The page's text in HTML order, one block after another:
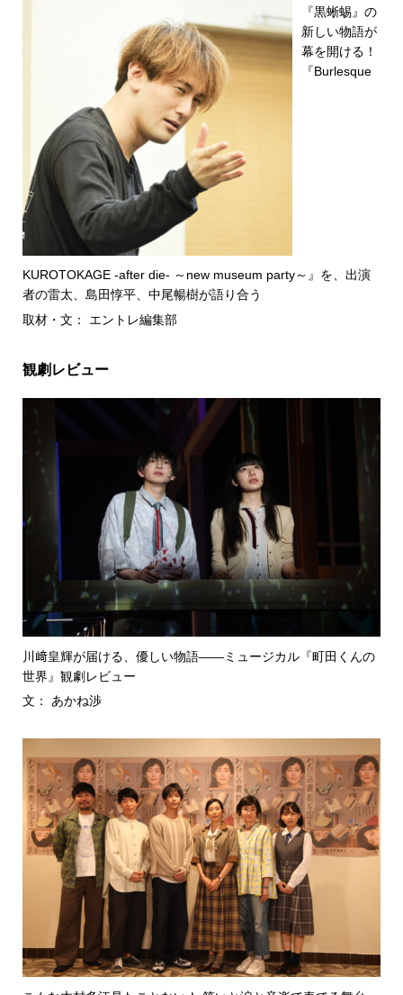
『黒蜥蜴』の
新しい物語が
幕を開ける！
『Burlesque
KUROTOKAGE -after die- ～new museum party～』を、出演
者の雷太、島田惇平、中尾暢樹が語り合う
取材・文： エントレ編集部
観劇レビュー
川﨑皇輝が届ける、優しい物語――ミュージカル『町田くんの
世界』観劇レビュー
文： あかね渉